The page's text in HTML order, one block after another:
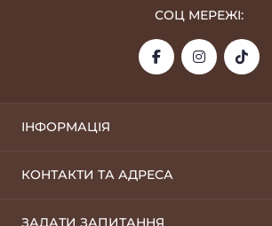
СОЦ МЕРЕЖІ:
ІНФОРМАЦІЯ
Оплата та доставка
КОНТАКТИ ТА АДРЕСА
ЗАДАТИ ЗАПИТАННЯ